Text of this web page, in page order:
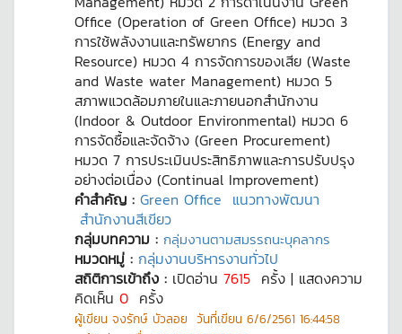
Office (Operation of Green Office) หมวด 3
การใช้พลังงานและทรัพยากร (Energy and
Resource) หมวด 4 การจัดการของเสีย (Waste
and Waste water Management) หมวด 5
สภาพแวดล้อมภายในและภายนอกสำนักงาน
(Indoor & Outdoor Environmental) หมวด 6
การจัดซื้อและจัดจ้าง (Green Procurement)
หมวด 7 การประเมินประสิทธิภาพและการปรับปรุง
อย่างต่อเนื่อง (Continual Improvement)
คำสำคัญ : Green Office แนวทางพัฒนา
สำนักงานสีเขียว
กลุ่มบทความ : กลุ่มงานตามสมรรถนะบุคลากร
หมวดหมู่ : กลุ่มงานบริหารงานทั่วไป
สถิติการเข้าถึง : เปิดอ่าน 7615 ครั้ง | แสดงความ
คิดเห็น 0 ครั้ง
ผู้เขียน จงรักษ์ บัวลอย วันที่เขียน 6/6/2561 16:44:58